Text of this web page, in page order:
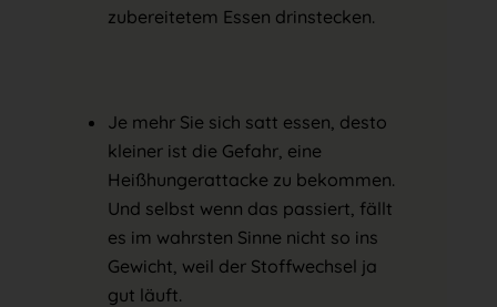
zubereitetem Essen drinstecken.
Je mehr Sie sich satt essen, desto
kleiner ist die Gefahr, eine
Heißhungerattacke zu bekommen.
Und selbst wenn das passiert, fällt
es im wahrsten Sinne nicht so ins
Gewicht, weil der Stoffwechsel ja
gut läuft.